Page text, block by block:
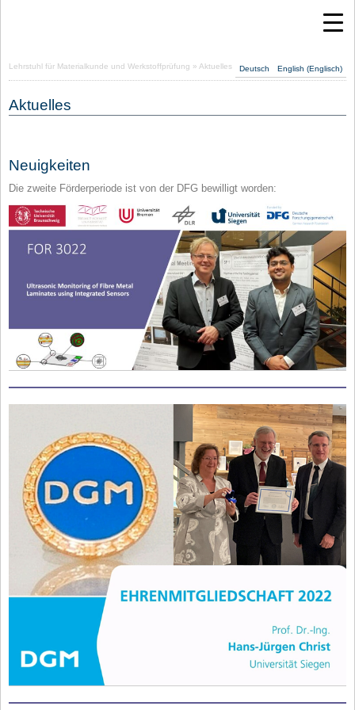
Lehrstuhl für Materialkunde und Werkstoffprüfung » Aktuelles Deutsch English (Englisch)
Aktuelles
Neuigkeiten
Die zweite Förderperiode ist von der DFG bewilligt worden: